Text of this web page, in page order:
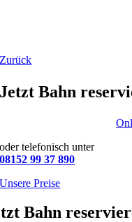
Zurück
Jetzt Bahn
oder telefonisch unter
08152 99 37 890
Unsere Preise
Bahn